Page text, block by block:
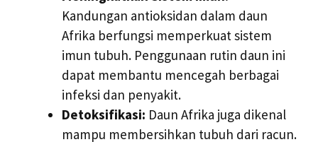
Kandungan antioksidan dalam daun
Afrika berfungsi memperkuat sistem
imun tubuh. Penggunaan rutin daun ini
dapat membantu mencegah berbagai
infeksi dan penyakit.
Detoksifikasi: Daun Afrika juga dikenal
mampu membersihkan tubuh dari racun.